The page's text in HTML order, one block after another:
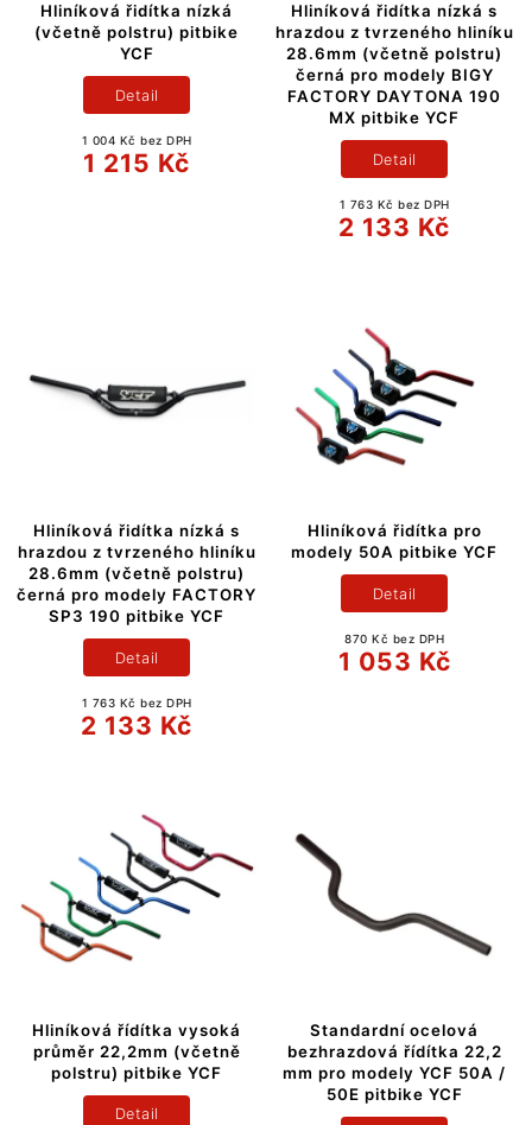
Hliníková řidítka nízká
(včetně polstru) pitbike
YCF
1 004 Kč bez DPH
1 215 Kč
Detail
Hliníková řidítka nízká s
hrazdou z tvrzeného hliníku
28.6mm (včetně polstru)
černá pro modely BIGY
FACTORY DAYTONA 190
MX pitbike YCF
1 763 Kč bez DPH
2 133 Kč
Detail
Hliníková řidítka nízká s
hrazdou z tvrzeného hliníku
28.6mm (včetně polstru)
černá pro modely FACTORY
SP3 190 pitbike YCF
1 763 Kč bez DPH
2 133 Kč
Detail
Hliníková řidítka pro
modely 50A pitbike YCF
870 Kč bez DPH
1 053 Kč
Detail
Hliníková řídítka vysoká
průměr 22,2mm (včetně
polstru) pitbike YCF
Detail
Standardní ocelová
bezhrazdová řídítka 22,2
mm pro modely YCF 50A /
50E pitbike YCF